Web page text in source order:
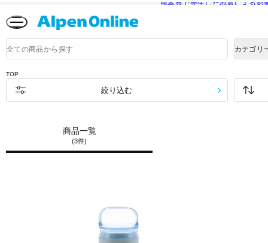
熊本県で発生した地震による影
品
検
カテゴリ
TOP
商品一覧
(3件)
絞り込む